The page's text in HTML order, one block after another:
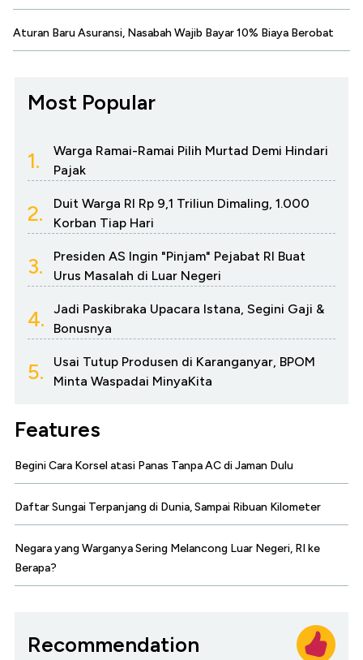
Aturan Baru Asuransi, Nasabah Wajib Bayar 10% Biaya Berobat
Most Popular
1.
Warga Ramai-Ramai Pilih Murtad Demi Hindari
Pajak
2.
Duit Warga RI Rp 9,1 Triliun Dimaling, 1.000
Korban Tiap Hari
3.
Presiden AS Ingin "Pinjam" Pejabat RI Buat
Urus Masalah di Luar Negeri
4.
Jadi Paskibraka Upacara Istana, Segini Gaji &
Bonusnya
5.
Usai Tutup Produsen di Karanganyar, BPOM
Minta Waspadai MinyaKita
Features
Begini Cara Korsel atasi Panas Tanpa AC di Jaman Dulu
Daftar Sungai Terpanjang di Dunia, Sampai Ribuan Kilometer
Negara yang Warganya Sering Melancong Luar Negeri, RI ke
Berapa?
Recommendation